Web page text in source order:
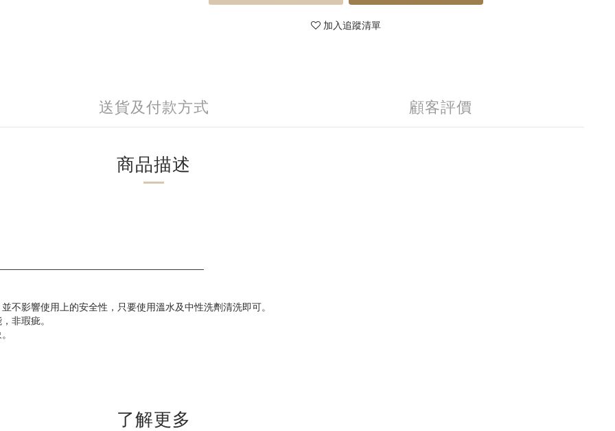
加入追蹤清單
送貨及付款方式 顧客評價
商品描述
不影響使用上的安全性，只要使用溫水及中性洗劑清洗即可。
非瑕疵。
了解更多